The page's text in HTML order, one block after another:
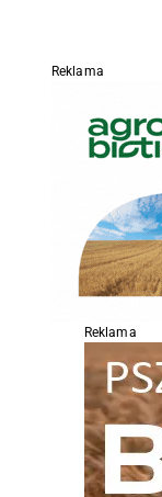
Reklama
Reklama